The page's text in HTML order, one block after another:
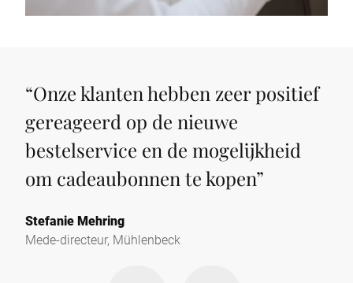
“Onze klanten hebben zeer positief
gereageerd op de nieuwe
bestelservice en de mogelijkheid
om cadeaubonnen te kopen”
Stefanie Mehring
Mede-directeur, Mühlenbeck